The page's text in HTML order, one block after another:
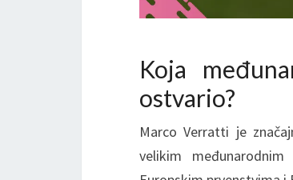
Koja
ostvario?
Marco Verratti je
velikim